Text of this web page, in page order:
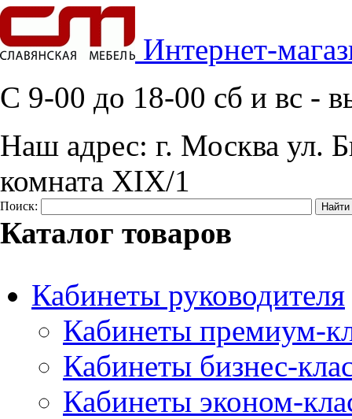
Интернет-
C 9-00 до 18-00 сб и вс -
Наш адрес: г. Москва ул.
комната XIX/1
Поиск:
Каталог товаров
Кабинеты руководителя
Кабинеты премиум-
Кабинеты бизнес-
Кабинеты эконом-